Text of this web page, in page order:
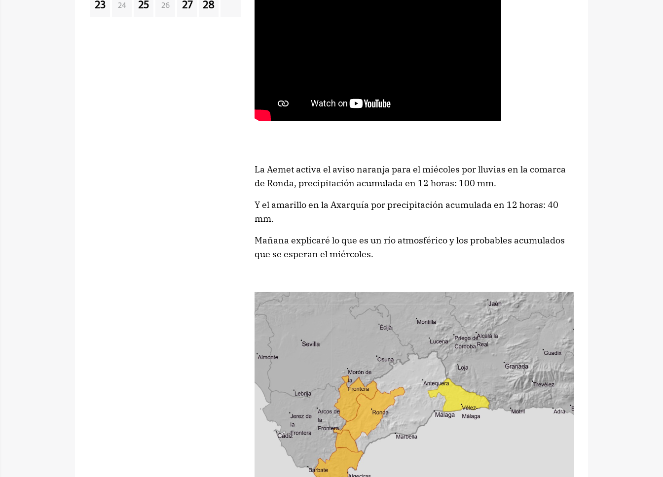
La Aemet activa el aviso naranja para el miécoles por lluvias en la comarca
de Ronda, precipitación acumulada en 12 horas: 100 mm.
Y el amarillo en la Axarquía por precipitación acumulada en 12 horas: 40
mm.
Mañana explicaré lo que es un río atmosférico y los probables acumulados
que se esperan el miércoles.
23 24 25 26 27 28